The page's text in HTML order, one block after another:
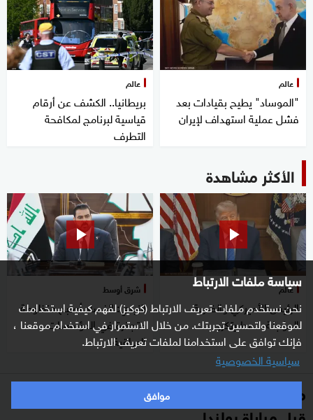
سياسة ملفات الارتباط
نحن نستخدم ملفات تعريف الارتباط (كوكيز) لفهم كيفية استخدامك
لموقعنا ولتحسين تجربتك. من خلال الاستمرار في استخدام موقعنا ،
فإنك توافق على استخدامنا لملفات تعريف الارتباط.
سياسية الخصوصية
موافق
عالم
"الموساد" يطيح بقيادات بعد
فشل عملية استهداف لإيران
عالم
بريطانيا.. الكشف عن أرقام
قياسية لبرنامج لمكافحة
التطرف
الأكثر مشاهدة
عالم
الرئيس الأميركي والضربة
المؤجلة.. نمط يتكرر
شرق أوسط
الزيدي: الفساد أصبح منظومة
متجذرة في المؤسسات
العراقية
مدرب فرنسا يكشف آخر تطورات وضع مبابي